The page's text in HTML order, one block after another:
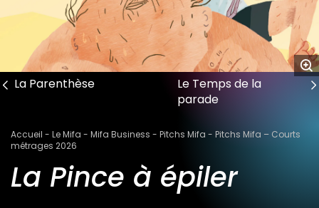
La Parenthèse
Le Temps de la
parade
Fil
d'Ariane
Accueil Le Mifa Mifa Business Pitchs Mifa
Pitchs Mifa – Courts
métrages 2026
La Pince à épiler